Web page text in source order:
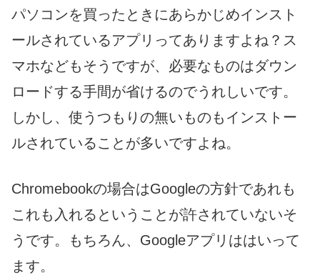
パソコンを買ったときにあらかじめインスト
ールされているアプリってありますよね？ス
マホなどもそうですが、必要なものはダウン
ロードする手間が省けるのでうれしいです。
しかし、使うつもりの無いものもインストー
ルされていることが多いですよね。
Chromebookの場合はGoogleの方針であれも
これも入れるということが許されていないそ
うです。もちろん、Googleアプリははいって
ます。